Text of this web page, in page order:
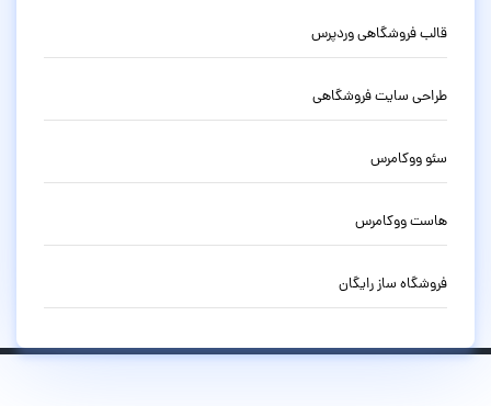
قالب فروشگاهی وردپرس
طراحی سایت فروشگاهی
سئو ووکامرس
هاست ووکامرس
فروشگاه ساز رایگان